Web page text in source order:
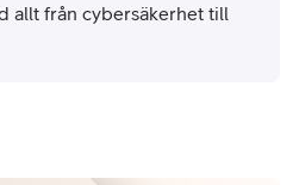
allt från cybersäkerhet till